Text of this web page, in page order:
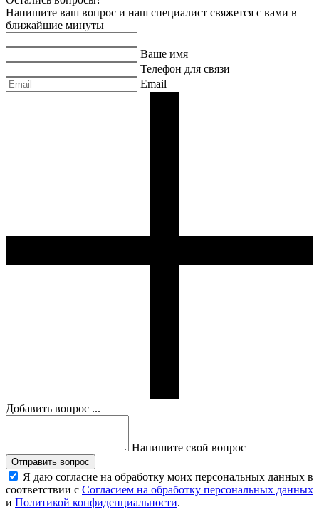
Напишите ваш вопрос и наш специалист свяжется с вами в
ближайшие минуты
Ваше имя
Телефон для связи
Email
Добавить вопрос ...
Напишите свой вопрос
Отправить вопрос
Я даю согласие на обработку моих персональных данных в
соответствии с Согласием на обработку персональных данных
и Политикой конфиденциальности.